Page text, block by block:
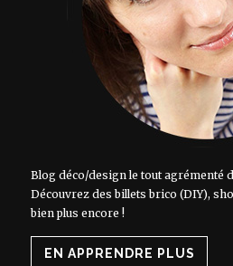
Blog déco/design le tout agrémenté
Découvrez des billets brico (DIY),
bien plus encore !
EN APPRENDRE PLUS